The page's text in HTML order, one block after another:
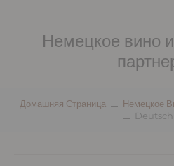
Немецкое вино
Домашняя Страница
Немецкое